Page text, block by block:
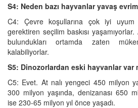
S4: Neden bazı hayvanlar yavaş
C4: Çevre koşullarına çok iyi uyum
gerektiren seçilim baskısı
bulundukları ortamda zaten
kalabiliyorlar.
S5: Dinozorlardan eski hayvanlar var
C5: Evet. At nalı yengeci 450 milyon
300 milyon yaşında, denizanası 650
ise 230-65 milyon yıl önce yaşadı.